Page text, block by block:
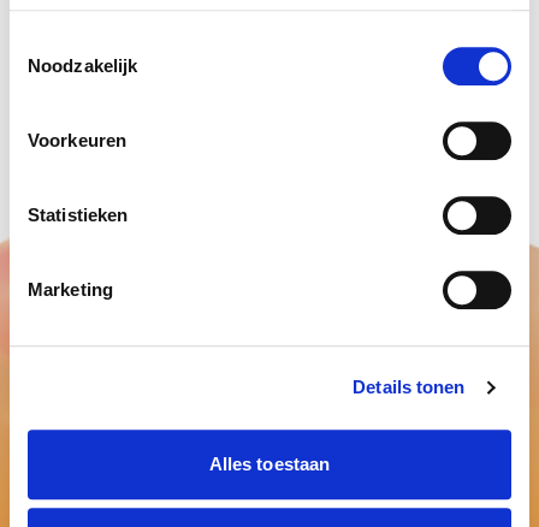
Noodzakelijk
Voorkeuren
Statistieken
Marketing
Details tonen
Alles toestaan
De praktijktest is wel heel leuk om te bekijken met